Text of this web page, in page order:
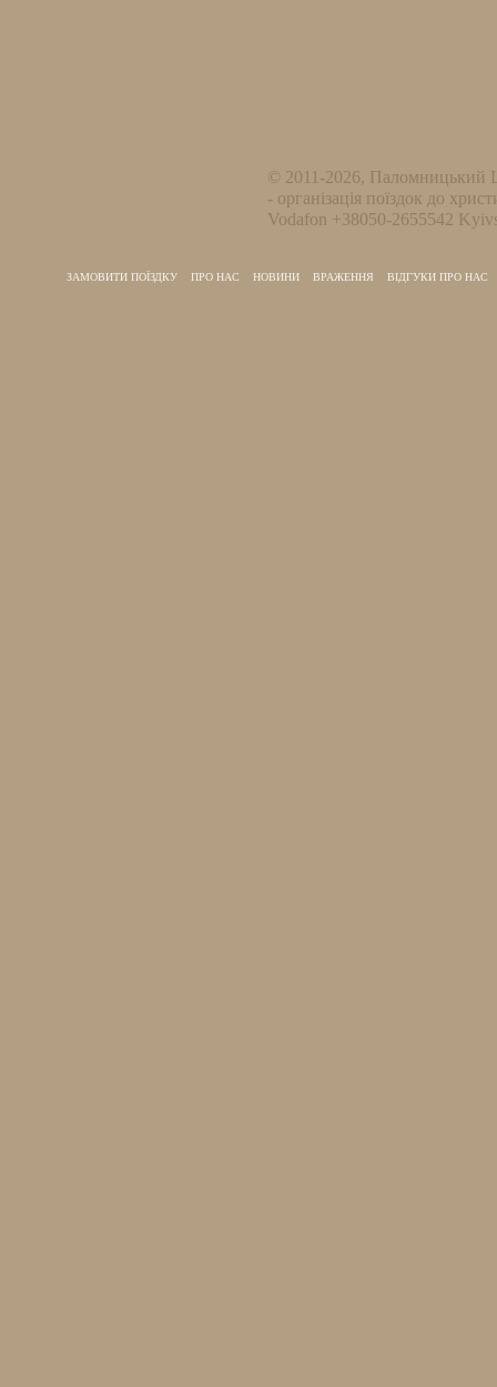
© 2011-2026, Паломницький
- організація поїздок до
Vodafon +38050-2655542
ЗАМОВИТИ ПОЇЗДКУ ПРО НАС НОВИНИ ВРАЖЕННЯ ВІДГУКИ ПРО НАС